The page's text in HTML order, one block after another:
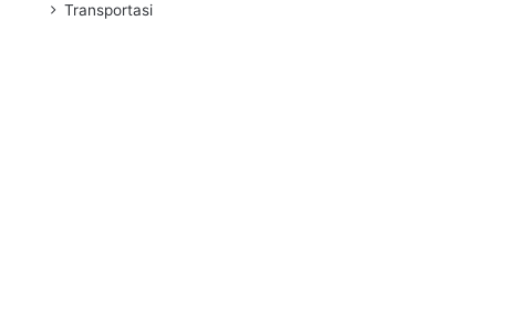
Transportasi